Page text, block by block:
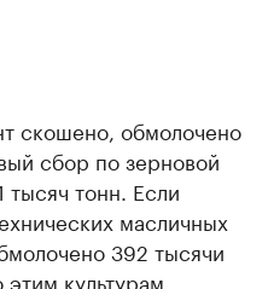
скошено, обмолочено
сбор по зерновой
тысяч тонн. Если
масличных
392 тысячи
культурам